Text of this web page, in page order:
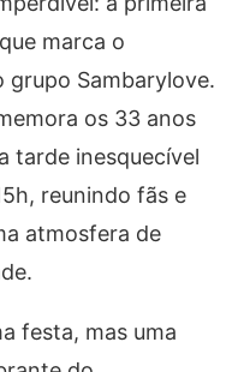
marca o
grupo Sambarylove.
os 33 anos
tarde inesquecível
reunindo fãs e
atmosfera de
festa, mas uma